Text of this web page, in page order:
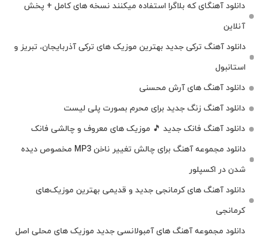
دانلود آهنگای که بلاگرا استفاده میکنند نسخه های کامل + پخش
آنلاین
دانلود آهنگ ترکی جدید بهترین موزیک‌ های ترکی آذربایجان، تبریز و
استانبول
دانلود آهنگ های آرش محسنی
دانلود آهنگ زنگ جدید برای محرم بصورت پلی لیست
دانلود آهنگ فانک جدید 🎵 موزیک‌ های معروف و چالشی فانک
دانلود مجموعه آهنگ برای چالش تغییر ناخن MP3 مخصوص دیده
شدن در اکسپلور
دانلود آهنگ‌ های کرمانجی جدید و قدیمی بهترین موزیک‌های
کرمانجی
دانلود مجموعه آهنگ های آمبولانسی جدید موزیک های محلی اصل